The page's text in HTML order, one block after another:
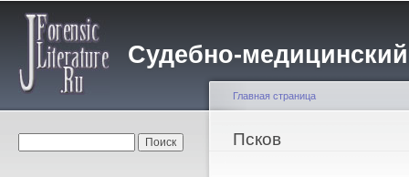
Судебно-
Вы здесь
Главная страница
Псков